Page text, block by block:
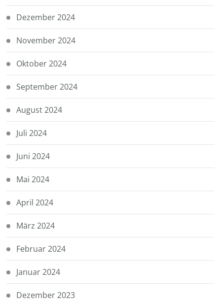
Dezember 2024
November 2024
Oktober 2024
September 2024
August 2024
Juli 2024
Juni 2024
Mai 2024
April 2024
März 2024
Februar 2024
Januar 2024
Dezember 2023